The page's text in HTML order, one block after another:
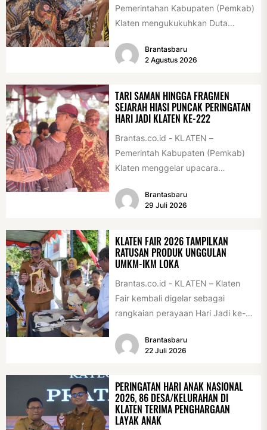
Pemerintahan Kabupaten (Pemkab)
Klaten mengukukuhkan Duta
pelajar dan pemuda. Pengukuhan
tersebut digelar...
Brantasbaru
2 Agustus 2026
TARI SAMAN HINGGA FRAGMEN
SEJARAH HIASI PUNCAK PERINGATAN
HARI JADI KLATEN KE-222
Brantas.co.id - KLATEN –
Pemerintah Kabupaten (Pemkab)
Klaten menggelar upacara
di Alun-alun Klaten, Selasa
Brantasbaru
29 Juli 2026
KLATEN FAIR 2026 TAMPILKAN
RATUSAN PRODUK UNGGULAN
UMKM-IKM LOKA
Brantas.co.id - KLATEN – Klaten
Fair kembali digelar sebagai
rangkaian perayaan Hari Jadi ke-
Acara ini digelar...
Brantasbaru
22 Juli 2026
PERINGATAN HARI ANAK NASIONAL
2026, 86 DESA/KELURAHAN DI
KLATEN TERIMA PENGHARGAAN
LAYAK ANAK